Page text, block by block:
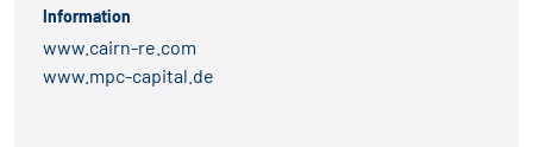
Information
www.cairn-re.com
www.mpc-capital.de